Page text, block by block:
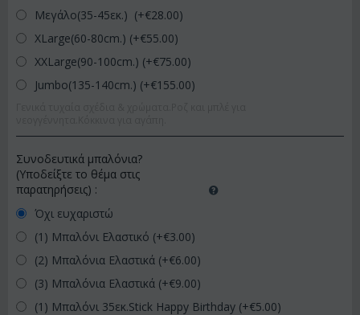
Μεγάλο(35-45εκ.) (+€28.00)
XLarge(60-80cm.) (+€55.00)
XXLarge(90-100cm.) (+€75.00)
Jumbo(135-140cm.) (+€155.00)
Συνοδευτικά μπαλόνια?
(Υποδείξτε το θέμα στις
παρατηρήσεις) :
Όχι ευχαριστώ
(1) Μπαλόνι Ελαστικό (+€3.00)
(2) Μπαλόνια Ελαστικά (+€6.00)
(3) Μπαλόνια Ελαστικά (+€9.00)
(1) Μπαλόνι 35εκ.Stick Happy Birthday (+€5.00)